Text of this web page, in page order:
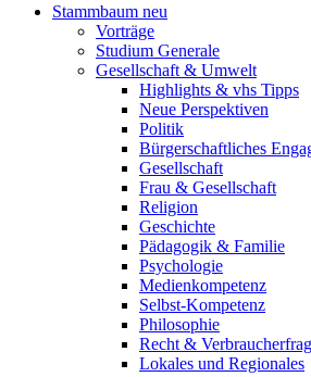
Stammbaum neu
Vorträge
Studium Generale
Gesellschaft & Umwelt
Highlights & vhs Tipps
Neue Perspektiven
Politik
Bürgerschaftliches
Gesellschaft
Frau & Gesellschaft
Religion
Geschichte
Pädagogik & Familie
Psychologie
Medienkompetenz
Selbst-Kompetenz
Philosophie
Recht &
Lokales und Regionales